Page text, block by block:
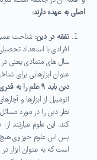
اصلی به عهده دارند:
تفقه در دین: شناخت
افرادی با استعداد
عنوان ابزارهایی برای
دین باید ۹ علم را به قدری خوب بیاموزد
اتومبیل از ابزارها و
نظر دین را در مورد
کند. این علوم عبارتند
پس این علوم حوزوی هیچ
است که به عنوان ابزار